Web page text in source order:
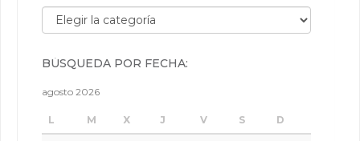
Búsqueda por categorías:
BÚSQUEDA POR FECHA:
agosto 2026
L M X J V S D